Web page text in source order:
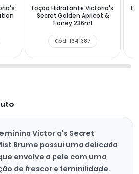
Loção Hidratante Victoria's
Secret Golden Apricot &
Honey 236ml
Cód. 1641387
Victoria's Secret
Brume possui uma delicada
envolve a pele com uma
de frescor e feminilidade.